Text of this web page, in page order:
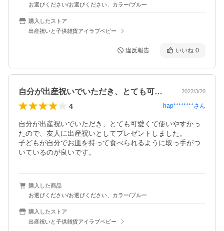
お選びください/お選びください、カラー/ブルー
購入したストア
出産祝いと子供雑貨アイラブベビー
違反報告 いいね 0
自分が出産祝いでいただき、とても可愛く… 2022/3/20
4 hap********さん
自分が出産祝いでいただき、とても可愛くて使いやすかっ
たので、友人に出産祝いとしてプレゼントしました。
子どもが自分でお皿を持って食べられるように取っ手がつ
いているのが良いです。
購入した商品
お選びください/お選びください、カラー/ブルー
購入したストア
出産祝いと子供雑貨アイラブベビー